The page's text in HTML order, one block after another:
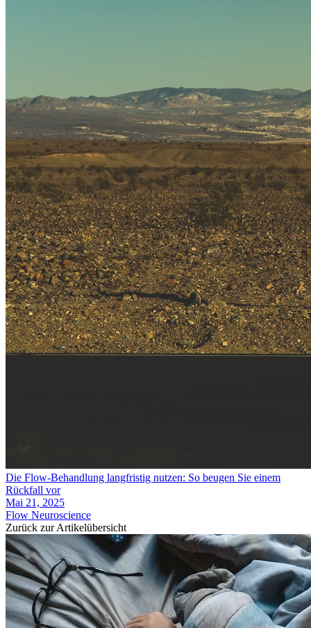
Die Flow-Behandlung langfristig nutzen: So beugen Sie einem
Rückfall vor
Mai 21, 2025
Flow Neuroscience
Zurück zur Artikelübersicht